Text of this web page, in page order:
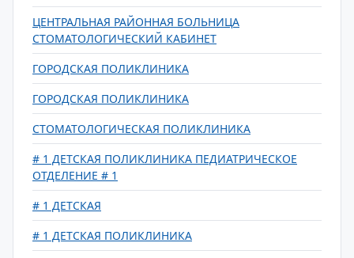
ЦЕНТРАЛЬНАЯ РАЙОННАЯ БОЛЬНИЦА
СТОМАТОЛОГИЧЕСКИЙ КАБИНЕТ
ГОРОДСКАЯ ПОЛИКЛИНИКА
ГОРОДСКАЯ ПОЛИКЛИНИКА
СТОМАТОЛОГИЧЕСКАЯ ПОЛИКЛИНИКА
# 1 ДЕТСКАЯ ПОЛИКЛИНИКА ПЕДИАТРИЧЕСКОЕ
ОТДЕЛЕНИЕ # 1
# 1 ДЕТСКАЯ
# 1 ДЕТСКАЯ ПОЛИКЛИНИКА